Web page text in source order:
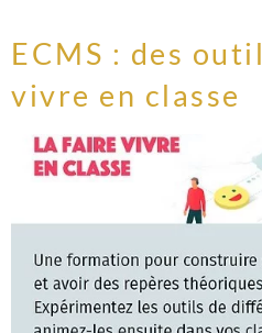
ECMS : des
vivre en classe